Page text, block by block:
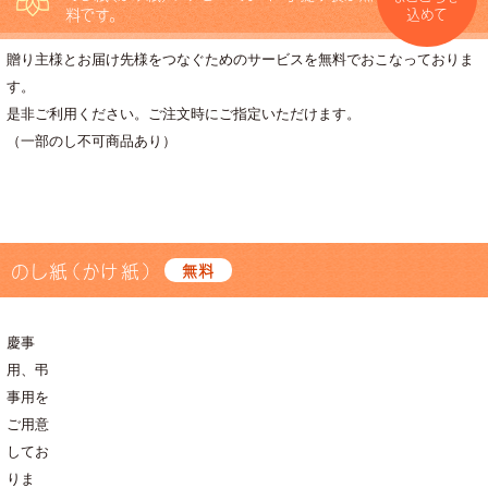
料です。
込めて
贈り主様とお届け先様をつなぐためのサービスを無料でおこなっておりま
す。
是非ご利用ください。ご注文時にご指定いただけます。
（一部のし不可商品あり）
のし紙（かけ紙） 無料
慶事
用、弔
事用を
ご用意
してお
りま